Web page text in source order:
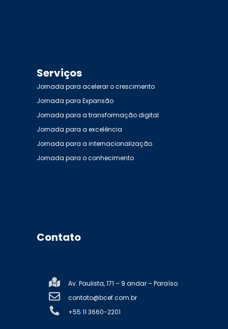
Serviços
Jornada para acelerar o crescimento
Jornada para Expansão
Jornada para a transformação digital
Jornada para a excelência
Jornada para a internacionalização
Jornada para o conhecimento
Contato
Av. Paulista, 171 – 9 andar – Paraíso
contato@bcef.com.br
+55 11 3660-2201